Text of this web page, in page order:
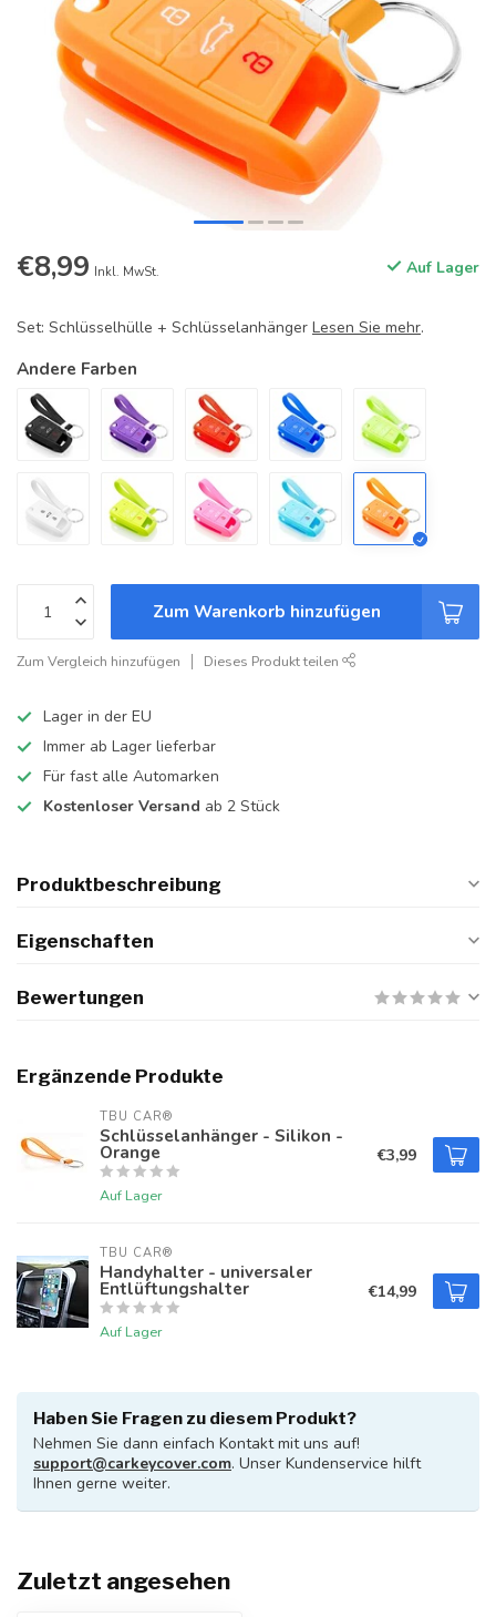
€8,99 Inkl. MwSt. Auf Lager
Set: Schlüsselhülle + Schlüsselanhänger Lesen Sie mehr.
Andere Farben
Zum Warenkorb hinzufügen
Zum Vergleich hinzufügen Dieses Produkt teilen
Lager in der EU
Immer ab Lager lieferbar
Für fast alle Automarken
Kostenloser Versand ab 2 Stück
Produktbeschreibung
Eigenschaften
Bewertungen
Ergänzende Produkte
TBU CAR®
Schlüsselanhänger - Silikon -
Orange
Auf Lager
€3,99
TBU CAR®
Handyhalter - universaler
Entlüftungshalter
Auf Lager
€14,99
Haben Sie Fragen zu diesem Produkt?
Nehmen Sie dann einfach Kontakt mit uns auf!
support@carkeycover.com. Unser Kundenservice hilft
Ihnen gerne weiter.
Zuletzt angesehen